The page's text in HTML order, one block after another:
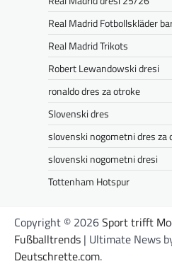
Real Madrid Fotbollskläder
Real Madrid Trikots
Robert Lewandowski dresi
ronaldo dres za otroke
Slovenski dres
slovenski nogometni dres za
slovenski nogometni dresi
Tottenham Hotspur
Copyright © 2026Sport trifft
Fußballtrends | Ultimate News
Deutschrette.com.